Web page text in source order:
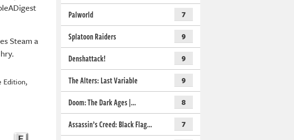
Steam a
Edition,
Palworld 7
Splatoon Raiders 9
Denshattack! 9
The Alters: Last Variable 9
Doom: The Dark Ages |… 8
Assassin’s Creed: Black Flag… 7